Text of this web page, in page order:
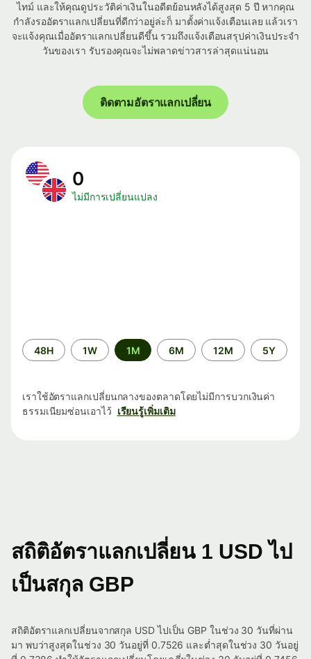
ไทม์ และให้คุณดูประวัติค่าเงินในอดีตย้อนหลังได้สูงสุด 5 ปี หากคุณ
กำลังรออัตราแลกเปลี่ยนที่ดีกว่าอยู่ล่ะก็ มาตั้งค่าแจ้งเตือนเลย แล้วเรา
จะแจ้งคุณเมื่ออัตราแลกเปลี่ยนดีขึ้น รวมถึงแจ้งเตือนสรุปค่าเงินประจำ
วันของเรา รับรองคุณจะไม่พลาดข่าวสารล่าสุดแน่นอน
ติดตามอัตราแลกเปลี่ยน
0
ไม่มีการเปลี่ยนแปลง
ระยะ
เวลา
48H 1W 1M 6M 12M 5Y
เราใช้อัตราแลกเปลี่ยนกลางของตลาดโดยไม่มีการบวกเงินค่า
ธรรมเนียมซ่อนเอาไว้ เรียนรู้เพิ่มเติม
สถิติอัตราแลกเปลี่ยน 1 USD ไป
เป็นสกุล GBP
สถิติอัตราแลกเปลี่ยนจากสกุล USD ไปเป็น GBP ในช่วง 30 วันที่ผ่าน
มา พบว่าสูงสุดในช่วง 30 วันอยู่ที่ 0.7526 และต่ำสุดในช่วง 30 วันอยู่